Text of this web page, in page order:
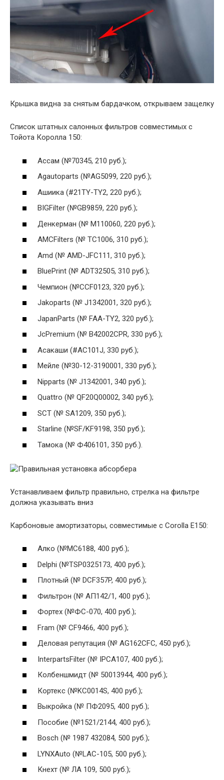
Крышка видна за снятым бардачком, открываем защелку
Список штатных салонных фильтров совместимых с
Тойота Королла 150:
Ассам (№70345, 210 руб.);
Agautoparts (№AG5099, 220 руб.);
Ашиика (#21TY-TY2, 220 руб.);
BIGFilter (№GB9859, 220 руб.);
Денкерман (№ М110060, 220 руб.);
AMCFilters (№ TC1006, 310 руб.);
Amd (№ AMD-JFC111, 310 руб.);
BluePrint (№ ADT32505, 310 руб.);
Чемпион (№CCF0123, 320 руб.);
Jakoparts (№ J1342001, 320 руб.);
JapanParts (№ FAA-TY2, 320 руб.);
JcPremium (№ B42002CPR, 330 руб.);
Асакаши (#AC101J, 330 руб.);
Мейле (№30-12-3190001, 330 руб.);
Nipparts (№ J1342001, 340 руб.);
Quattro (№ QF20Q00002, 340 руб.);
SCT (№ SA1209, 350 руб.);
Starline (№SF/KF9198, 350 руб.);
Тамока (№ Ф406101, 350 руб.).
Устанавливаем фильтр правильно, стрелка на фильтре
должна указывать вниз
Карбоновые амортизаторы, совместимые с Corolla E150:
Алко (№МС6188, 400 руб.);
Delphi (№TSP0325173, 400 руб.);
Плотный (№ DCF357P, 400 руб.);
Фильтрон (№ АП142/1, 400 руб.);
Фортех (№ФС-070, 400 руб.);
Fram (№ CF9466, 400 руб.);
Деловая репутация (№ AG162CFC, 450 руб.);
InterpartsFilter (№ IPCA107, 400 руб.);
Колбеншмидт (№ 50013944, 400 руб.);
Кортекс (№KC0014S, 400 руб.);
Выкройка (№ ПФ2095, 400 руб.);
Пособие (№1521/2144, 400 руб.);
Bosch (№ 1987 432084, 500 руб.);
LYNXAuto (№LAC-105, 500 руб.);
Кнехт (№ ЛА 109, 500 руб.);